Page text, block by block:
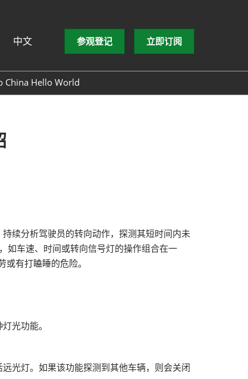
中文
参观登记 立即订阅
China Hello World
续分析驾驶员的转向动作，探测其短时间内未
如车速、时间或转向信号灯的操作组合在一
有打瞌睡的危险。
光功能。
光灯。如果该功能探测到其他车辆，则会关闭